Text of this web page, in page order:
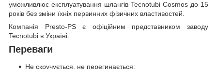
уможливлює експлуатування шлангів Tecnotubi Cosmos до 15
років без зміни їхніх первинних фізичних властивостей.
Компанія Presto-PS є офіційним представником заводу
Tecnotubi в Україні.
Переваги
Не скручується, не перегинається;